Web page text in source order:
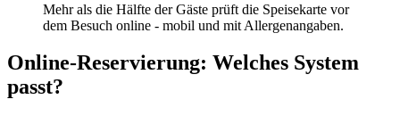
Mehr als die Hälfte der Gäste prüft die Speisekarte vor
dem Besuch online - mobil und mit Allergenangaben.
Online-Reservierung: Welches System
passt?